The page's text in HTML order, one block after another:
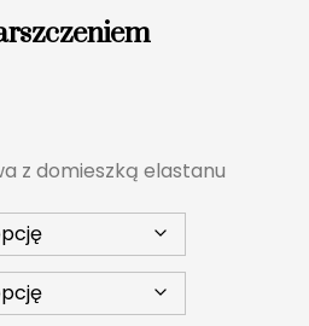
z domieszką elastanu